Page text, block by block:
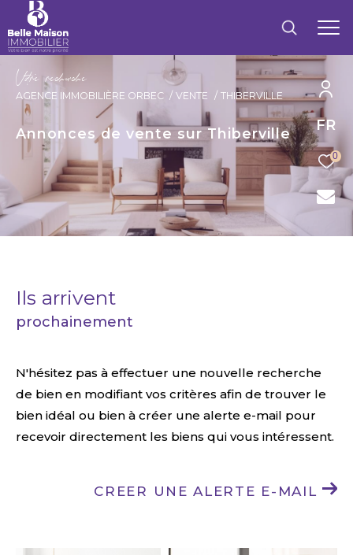
FR
0
Vore recece
AGENCE IMMOBILIÈRE ORBEC VENTE THIBERVILLE
Annonces de vente sur Thiberville
Ils arrivent
prochainement
N'hésitez pas à effectuer une nouvelle recherche
de bien en modifiant vos critères afin de trouver le
bien idéal ou bien à créer une alerte e-mail pour
recevoir directement les biens qui vous intéressent.
CREER UNE ALERTE E-MAIL